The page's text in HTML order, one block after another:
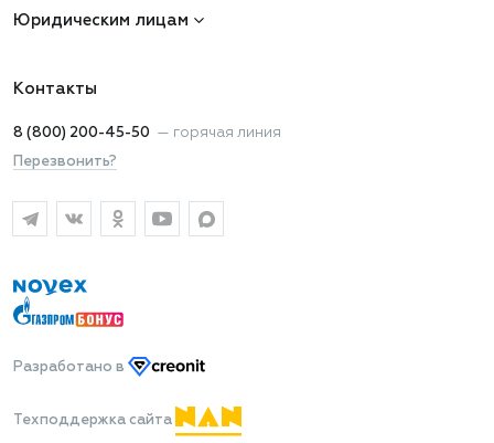
Юридическим лицам
Контакты
8 (800) 200-45-50 — горячая линия
Перезвонить?
Разработано в
Техподдержка сайта